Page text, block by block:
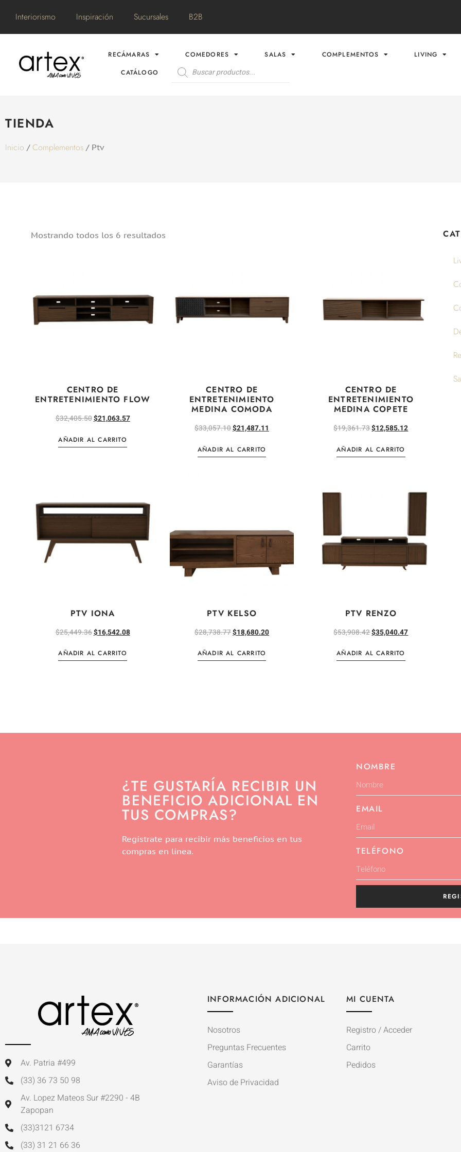
Interiorismo Inspiración Sucursales B2B
RECÁMARAS COMEDORES SALAS COMPLEMENTOS LIVING
CATÁLOGO
TIENDA
Inicio / Complementos / Ptv
Mostrando todos los 6 resultados
CENTRO DE
ENTRETENIMIENTO FLOW
$32,405.50$21,063.57
AÑADIR AL CARRITO
CENTRO DE
ENTRETENIMIENTO
MEDINA COMODA
$33,057.10$21,487.11
AÑADIR AL CARRITO
CENTRO DE
ENTRETENIMIENTO
MEDINA COPETE
$19,361.73$12,585.12
AÑADIR AL CARRITO
PTV IONA
$25,449.36$16,542.08
AÑADIR AL CARRITO
PTV KELSO
$28,738.77$18,680.20
AÑADIR AL CARRITO
PTV RENZO
$53,908.42$35,040.47
AÑADIR AL CARRITO
¿TE GUSTARÍA RECIBIR UN
BENEFICIO ADICIONAL EN
TUS COMPRAS?
Regístrate para recibir más beneficios en tus
compras en línea.
NOMBRE
EMAIL
TELÉFONO
Av. Patria #499
(33) 36 73 50 98
Av. Lopez Mateos Sur #2290 - 4B
Zapopan
(33)3121 6734
(33) 31 21 66 36
INFORMACIÓN ADICIONAL
Nosotros
Preguntas Frecuentes
Garantías
Aviso de Privacidad
MI CUENTA
Registro / Acceder
Carrito
Pedidos